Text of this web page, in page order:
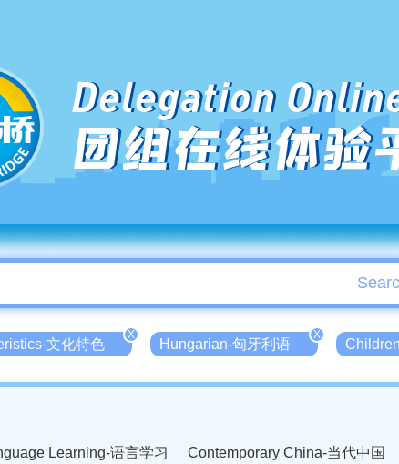
Delegation
团组在线体验
文化特色
X
Hungarian-匈牙利语
X
Learning-语言学习 Contemporary China-当代中国